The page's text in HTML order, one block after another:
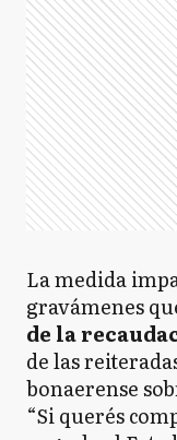
La medida
gravámenes
de la
de las
bonaerense
“Si querés